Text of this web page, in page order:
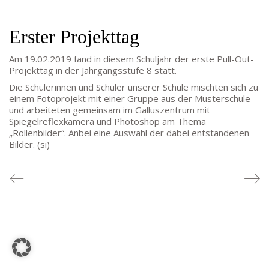
Erster Projekttag
Am 19.02.2019 fand in diesem Schuljahr der erste Pull-Out-
Projekttag in der Jahrgangsstufe 8 statt.
Die Schülerinnen und Schüler unserer Schule mischten sich zu
einem Fotoprojekt mit einer Gruppe aus der Musterschule
und arbeiteten gemeinsam im Galluszentrum mit
Spiegelreflexkamera und Photoshop am Thema
„Rollenbilder“. Anbei eine Auswahl der dabei entstandenen
Bilder. (si)
SCHULLEITUNG
Schulleiterin: Dr. Ute Utech (OStD’n)
stellv. Schulleitung: nn
Studienleiter: Marco Penirschke (StD)
Erweiterte Schulleitung: Hans-Dieter Bunger (StD),
Anette Reifenberg (StD’n), Elke Heidl-Charmillon
© Goethe-Gymnasium 2025